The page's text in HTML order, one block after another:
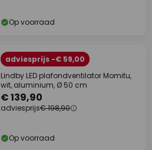
Op voorraad
adviesprijs -€ 59,00
Lindby LED plafondventilator Momitu,
wit, aluminium, Ø 50 cm
€ 139,90
adviesprijs€ 198,90
Op voorraad